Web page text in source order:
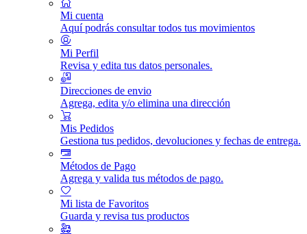
Mi cuenta
Aquí podrás consultar todos tus movimientos
Mi Perfil
Revisa y edita tus datos personales.
Direcciones de envio
Agrega, edita y/o elimina una dirección
Mis Pedidos
Gestiona tus pedidos, devoluciones y fechas de entrega.
Métodos de Pago
Agrega y valida tus métodos de pago.
Mi lista de Favoritos
Guarda y revisa tus productos